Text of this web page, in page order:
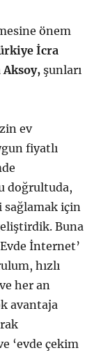
önem
İcra
Aksoy,şunları
ev
fiyatlı
doğrultuda,
için
Buna
İnternet’
hızlı
her an
avantaja
‘evde çekim